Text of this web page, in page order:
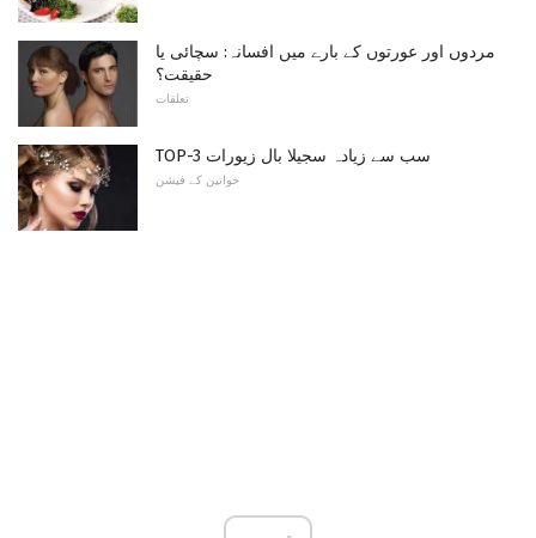
مردوں اور عورتوں کے بارے میں افسانہ: سچائی یا
حقیقت؟
تعلقات
TOP-3 سب سے زیادہ سجیلا بال زیورات
خواتین کے فیشن